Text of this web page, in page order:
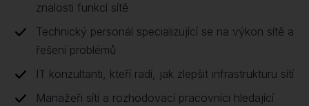
znalosti funkcí sítě
Technický personál specializující se na výkon sítě a
řešení problémů
IT konzultanti, kteří radí, jak zlepšit infrastrukturu sítí
Manažeři sítí a rozhodovací pracovníci hledající